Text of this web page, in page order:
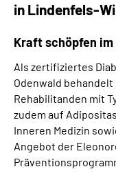
in Lindenfels-
Kraft schöpfen im
Als zertifiziertes
Odenwald
Rehabilitanden mit
zudem auf
Inneren Medizin
Angebot der